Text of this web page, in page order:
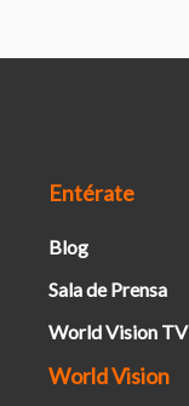
Entérate
Blog
Sala de Prensa
World Vision TV
World Vision